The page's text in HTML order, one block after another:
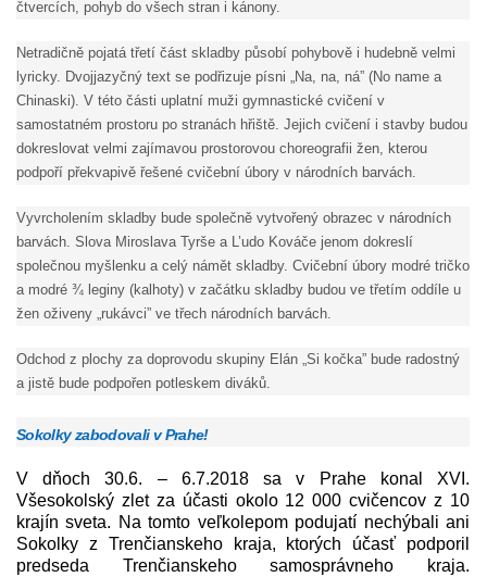
čtvercích, pohyb do všech stran i kánony.
Netradičně pojatá třetí část skladby působí pohybově i hudebně velmi
lyricky. Dvojjazyčný text se podřizuje písni „Na, na, ná” (No name a
Chinaski). V této části uplatní muži gymnastické cvičení v
samostatném prostoru po stranách hřiště. Jejich cvičení i stavby budou
dokreslovat velmi zajímavou prostorovou choreografii žen, kterou
podpoří překvapivě řešené cvičební úbory v národních barvách.
Vyvrcholením skladby bude společně vytvořený obrazec v národních
barvách. Slova Miroslava Tyrše a L’udo Kováče jenom dokreslí
společnou myšlenku a celý námět skladby. Cvičební úbory modré tričko
a modré ¾ leginy (kalhoty) v začátku skladby budou ve třetím oddíle u
žen oživeny „rukávci” ve třech národních barvách.
Odchod z plochy za doprovodu skupiny Elán „Si kočka” bude radostný
a jistě bude podpořen potleskem diváků.
Sokolky zabodovali v Prahe!
V dňoch 30.6. – 6.7.2018 sa v Prahe konal XVI.
Všesokolský zlet za účasti okolo 12 000 cvičencov z 10
krajín sveta. Na tomto veľkolepom podujatí nechýbali ani
Sokolky z Trenčianskeho kraja, ktorých účasť podporil
predseda Trenčianskeho samosprávneho kraja.